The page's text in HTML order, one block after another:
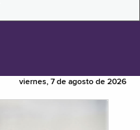
viernes, 7 de agosto de 2026